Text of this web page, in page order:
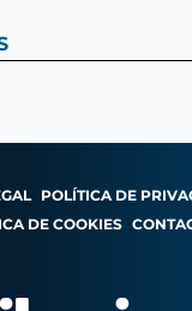
POLÍTICA DE
DE COOKIES